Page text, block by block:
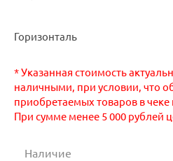
Горизонталь
* Указанная стоимость
наличными, при условии, что
приобретаемых товаров в
При сумме менее 5 000 рублей
Наличие